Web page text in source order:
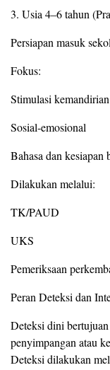
3. Usia 4–6 tahun
Persiapan masuk
Fokus:
Stimulasi kemandirian
Sosial-emosional
Bahasa dan kesiapan
Dilakukan melalui:
TK/PAUD
UKS
Pemeriksaan
Peran Deteksi dan
Deteksi dini
penyimpangan atau
Deteksi dilakukan